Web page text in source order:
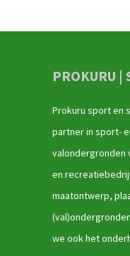
PROKURU |
Prokuru sport en
partner in sport-
valondergronden
en
maatontwerp,
we ook het